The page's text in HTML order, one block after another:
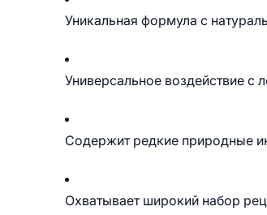
Уникальная формула с
Универсальное воздействие
Содержит редкие природные
Охватывает широкий набор